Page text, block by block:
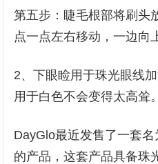
第五步：睫毛根部将刷头
点一点左右移动，一边向
2、下眼睑用于珠光眼线
用于白色不会变得太高耸。
DayGlo最近发售了一套
的产品，这套产品具备珠